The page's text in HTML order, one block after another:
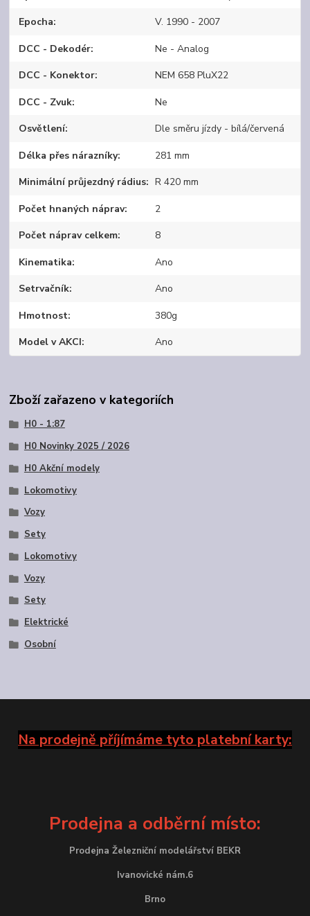
Epocha V. 1990 - 2007
DCC - Dekodér Ne - Analog
DCC - Konektor NEM 658 PluX22
DCC - Zvuk Ne
Osvětlení Dle směru jízdy - bílá/červená
Délka přes nárazníky 281 mm
Minimální průjezdný rádius R 420 mm
Počet hnaných náprav 2
Počet náprav celkem 8
Kinematika Ano
Setrvačník Ano
Hmotnost 380g
Model v AKCI Ano
Zboží zařazeno v kategoriích
H0 - 1:87
H0 Novinky 2025 / 2026
H0 Akční modely
Lokomotivy
Vozy
Sety
Lokomotivy
Vozy
Sety
Elektrické
Osobní
Na prodejně příjímáme tyto platební karty:
Prodejna a odběrní místo:
Prodejna Železniční modelářství BEKR
Ivanovické nám.6
Brno